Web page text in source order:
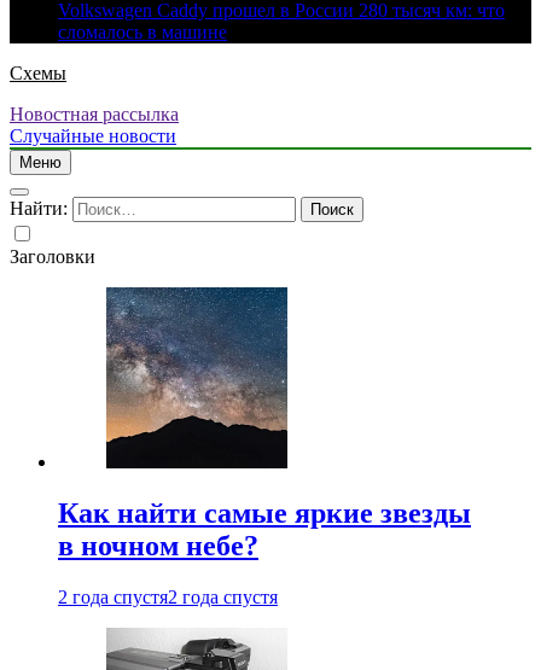
Volkswagen Caddy прошел в России 280 тысяч км: что
сломалось в машине
Схемы
Новостная рассылка
Случайные новости
Меню
Найти:
Заголовки
Как найти самые яркие звезды
в ночном небе?
2 года спустя2 года спустя